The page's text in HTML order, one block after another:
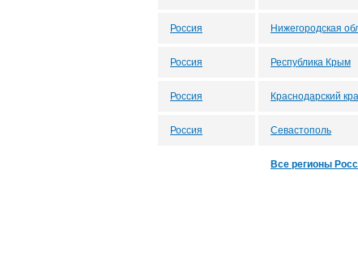
Россия Нижегородская
Россия Республика Крым
Россия Краснодарский
Россия Севастополь
Все регионы